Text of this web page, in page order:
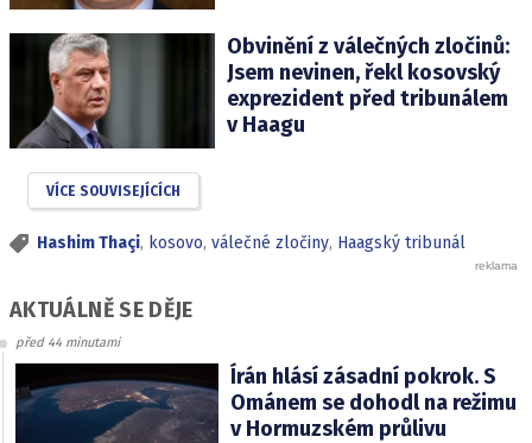
Obvinění z válečných zločinů:
Jsem nevinen, řekl kosovský
exprezident před tribunálem
v Haagu
VÍCE SOUVISEJÍCÍCH
Hashim Thaçi, kosovo, válečné zločiny, Haagský tribunál
AKTUÁLNĚ SE DĚJE
před 44 minutami
Írán hlásí zásadní pokrok. S
Ománem se dohodl na režimu
v Hormuzském průlivu